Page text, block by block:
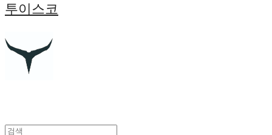
투이스코